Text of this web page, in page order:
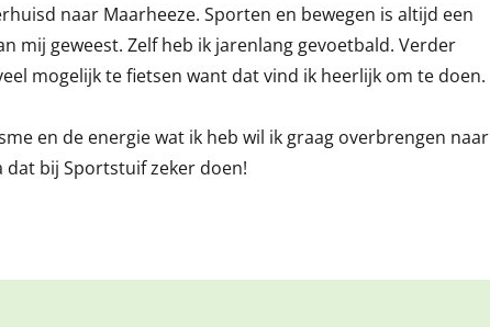
naar Maarheeze. Sporten en bewegen is altijd een
mij geweest. Zelf heb ik jarenlang gevoetbald. Verder
mogelijk te fietsen want dat vind ik heerlijk om te doen.
en de energie wat ik heb wil ik graag overbrengen naar
dat bij Sportstuif zeker doen!